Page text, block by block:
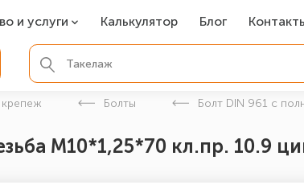
и услуги Калькулятор Блог
Болты Болт DIN 961 с
M10*1,25*70 кл.пр. 10.9